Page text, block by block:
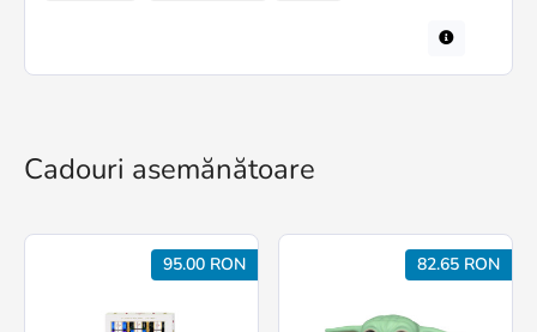
Cadouri asemănătoare
95.00 RON 82.65 RON